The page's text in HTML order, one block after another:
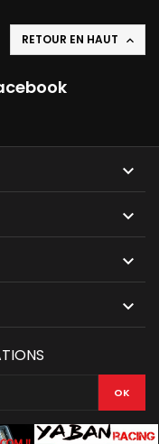
RETOUR EN HAUT 



